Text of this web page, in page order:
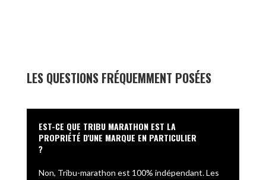
LES QUESTIONS FRÉQUEMMENT POSÉES
EST-CE QUE TRIBU MARATHON EST LA
PROPRIÉTÉ D'UNE MARQUE EN PARTICULIER
?
Non, Tribu-marathon est 100% indépendant. Les